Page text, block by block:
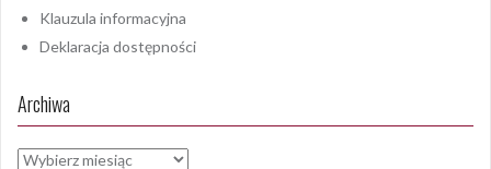
Klauzula informacyjna
Deklaracja dostępności
Archiwa
Archiwa